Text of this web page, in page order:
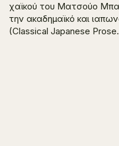
χαϊκού του Ματσούο
την ακαδημαϊκό και
(Classical Japanese Prose.